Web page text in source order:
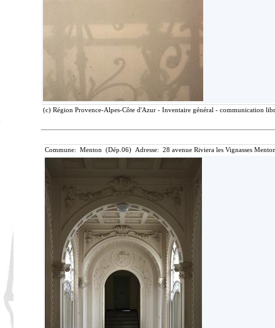
(c) Région Provence-Alpes-Côte d'Azur - Inventaire général - communication
Commune: Menton (Dép.06) Adresse: 28 avenue Riviera les Vignasses